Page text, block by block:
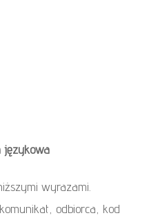
językowa
wyrazami.
odbiorca, kod